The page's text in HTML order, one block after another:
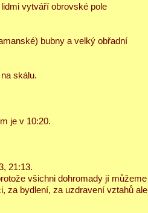
vytváří obrovské pole
bubny a velký obřadní
skálu.
je v 10:20.
21:13.
všichni dohromady jí můžeme
za bydlení, za uzdravení vztahů ale